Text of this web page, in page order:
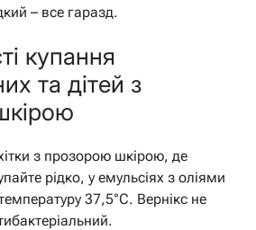
– все гаразд.
купання
та дітей з
з прозорою шкірою, де
рідко, у емульсіях з оліями
37,5°C. Вернікс не